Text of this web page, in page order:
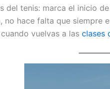
del tenis: marca el inicio
hace falta que siempre
vuelvas a las clases